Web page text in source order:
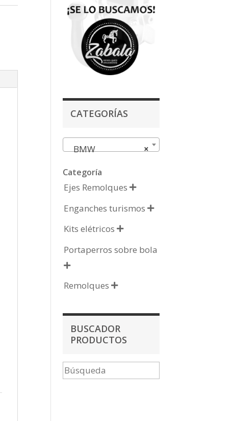
CATEGORÍAS
×
BMW
Categoría
Ejes Remolques 
Enganches turismos 
Kits elétricos 
Portaperros sobre bola

Remolques 
BUSCADOR
PRODUCTOS